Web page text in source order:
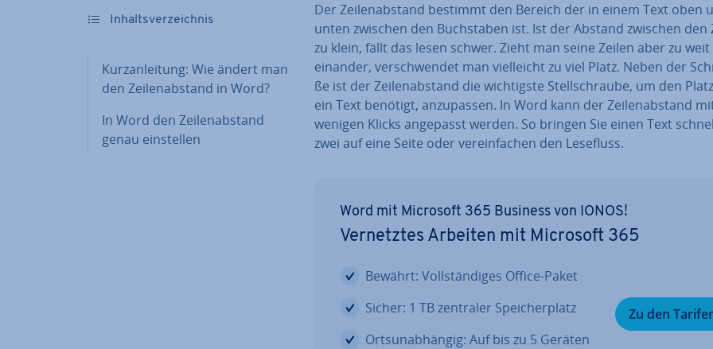
In­halts­ver­zeich­nis
Kurz­an­lei­tung: Wie ändert man
den Zei­len­ab­stand in Word?
In Word den Zei­len­ab­stand
genau ein­stel­len
Der Zei­len­ab­stand bestimmt den Bereich der in einem Text oben
unten zwischen den Buch­sta­ben ist. Ist der Abstand zwischen den
zu klein, fällt das lesen schwer. Zieht man seine Zeilen aber zu
ein­an­der, ver­schwen­det man viel­leicht zu viel Platz. Neben der
ße ist der Zei­len­ab­stand die wich­tigs­te Stell­schrau­be, um den
ein Text benötigt, an­zu­pas­sen. In Word kann der Zei­len­ab­stand
wenigen Klicks angepasst werden. So bringen Sie einen Text
zwei auf eine Seite oder ver­ein­fa­chen den Lesefluss.
Word mit Microsoft 365 Business von IONOS!
Ver­netz­tes Arbeiten mit Microsoft 365
Bewährt: Voll­stän­di­ges Office-Paket
Sicher: 1 TB zentraler Spei­cher­platz
Orts­un­ab­hän­gig: Auf bis zu 5 Geräten
Zu den